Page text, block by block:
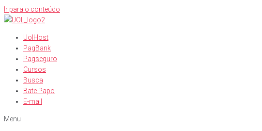
Ir para o conteúdo
UolHost
PagBank
Pagseguro
Cursos
Busca
Bate Papo
E-mail
Menu